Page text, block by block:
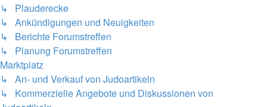
↳ Plauderecke
↳ Ankündigungen und Neuigkeiten
↳ Berichte Forumstreffen
↳ Planung Forumstreffen
Marktplatz
↳ An- und Verkauf von Judoartikeln
↳ Kommerzielle Angebote und Diskussionen von